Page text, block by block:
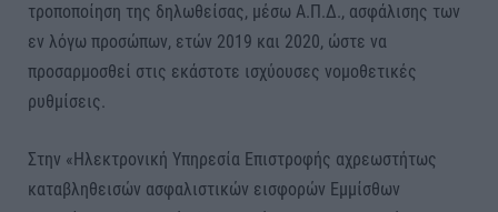
τροποποίηση της δηλωθείσας, μέσω Α.Π.Δ., ασφάλισης των
εν λόγω προσώπων, ετών 2019 και 2020, ώστε να
προσαρμοσθεί στις εκάστοτε ισχύουσες νομοθετικές
ρυθμίσεις.
Στην «Ηλεκτρονική Υπηρεσία Επιστροφής αχρεωστήτως
καταβληθεισών ασφαλιστικών εισφορών Εμμίσθων